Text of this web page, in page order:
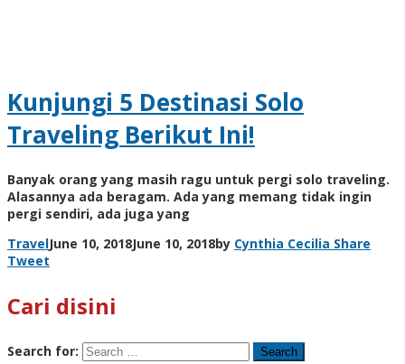
Kunjungi 5 Destinasi Solo
Traveling Berikut Ini!
Banyak orang yang masih ragu untuk pergi solo traveling.
Alasannya ada beragam. Ada yang memang tidak ingin
pergi sendiri, ada juga yang
TravelJune 10, 2018June 10, 2018by Cynthia Cecilia Share
Tweet
Cari disini
Search for: